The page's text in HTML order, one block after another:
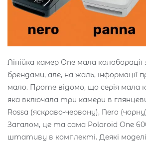
Лінійка камер One мала
брендами, але, на жаль, інформації
мало. Проте відомо, що серія мала
яка включала три камери в
Rossa (яскраво-червону), Nero
Загалом, це та сама Polaroid One
штативу в комплекті. Деякі